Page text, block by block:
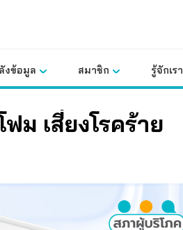
งข้อมูล สมาชิก รู้จักเรา
ม เสี่ยงโรคร้าย